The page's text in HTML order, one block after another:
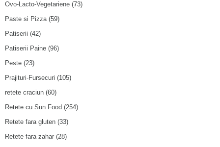
Ovo-Lacto-Vegetariene (73)
Paste si Pizza(59)
Patiserii (42)
Patiserii Paine (96)
Peste (23)
Prajituri-Fursecuri (105)
retete craciun (60)
Retete cu Sun Food (254)
Retete fara gluten (33)
Retete fara zahar (28)